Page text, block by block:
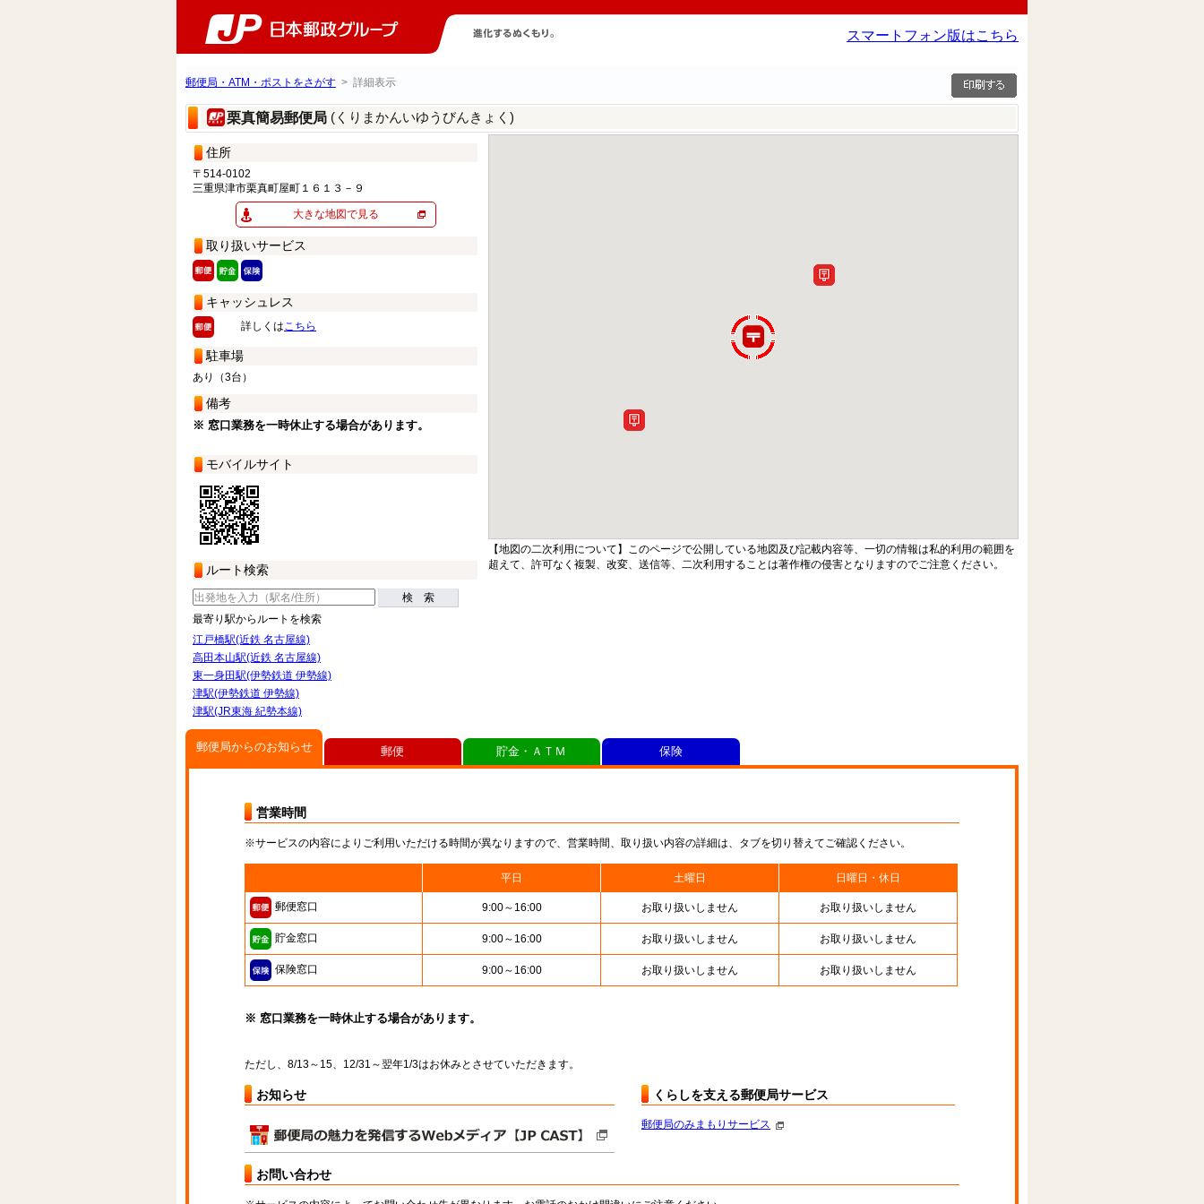
スマートフォン版はこちら
郵便局・ATM・ポストをさがす > 詳細表示
栗真簡易郵便局 (くりまかんいゆうびんきょく)
住所
〒514-0102
三重県津市栗真町屋町１６１３－９
大きな地図で見る
取り扱いサービス
キャッシュレス
詳しくはこちら
駐車場
あり（3台）
備考
※ 窓口業務を一時休止する場合があります。
モバイルサイト
ルート検索
検 索
最寄り駅からルートを検索
江戸橋駅(近鉄 名古屋線)
高田本山駅(近鉄 名古屋線)
東一身田駅(伊勢鉄道 伊勢線)
津駅(伊勢鉄道 伊勢線)
津駅(JR東海 紀勢本線)
【地図の二次利用について】このページで公開している地図及び記載内容等、一切の情報は私的利用の範囲を
超えて、許可なく複製、改変、送信等、二次利用することは著作権の侵害となりますのでご注意ください。
郵便局からのお知らせ
営業時間
※サービスの内容によりご利用いただける時間が異なりますので、営業時間、取り扱い内容の詳細は、タブを切り替えてご確認ください。
平日 土曜日 日曜日・休日
郵便窓口 9:00～16:00 お取り扱いしません お取り扱いしません
貯金窓口 9:00～16:00 お取り扱いしません お取り扱いしません
保険窓口 9:00～16:00 お取り扱いしません お取り扱いしません
※ 窓口業務を一時休止する場合があります。
ただし、8/13～15、12/31～翌年1/3はお休みとさせていただきます。
お知らせ くらしを支える郵便局サービス
郵便局のみまもりサービス
お問い合わせ
郵便 貯金・ＡＴＭ 保険